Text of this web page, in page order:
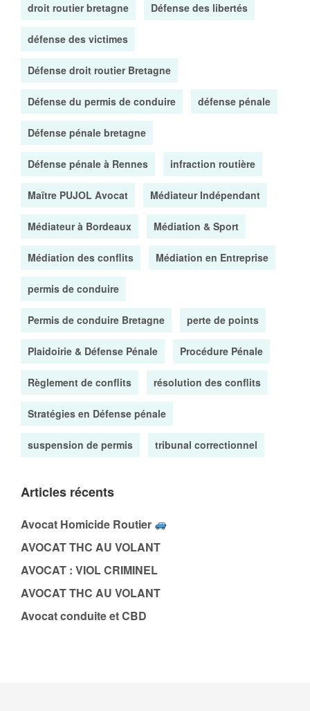
droit routier bretagne Défense des libertés
défense des victimes
Défense droit routier Bretagne
Défense du permis de conduire défense pénale
Défense pénale bretagne
Défense pénale à Rennes infraction routière
Maître PUJOL Avocat Médiateur Indépendant
Médiateur à Bordeaux Médiation & Sport
Médiation des conflits Médiation en Entreprise
permis de conduire
Permis de conduire Bretagne perte de points
Plaidoirie & Défense Pénale Procédure Pénale
Règlement de conflits résolution des conflits
Stratégies en Défense pénale
suspension de permis tribunal correctionnel
Articles récents
Avocat Homicide Routier
AVOCAT THC AU VOLANT
AVOCAT : VIOL CRIMINEL
AVOCAT THC AU VOLANT
Avocat conduite et CBD